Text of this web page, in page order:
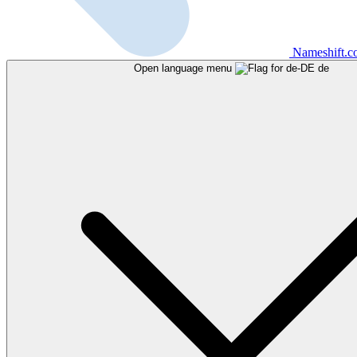
Open language menu de